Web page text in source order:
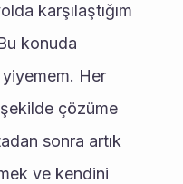
karşılaştığım
konuda
yiyemem. Her
çözüme
sonra artık
ve kendini